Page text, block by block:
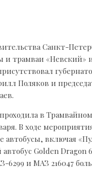
Санкт-
и трамваи «Невский»
Поляков и
в
В ходе
автобусы, включая
Golden Dragon
6299 и МАЗ 216047